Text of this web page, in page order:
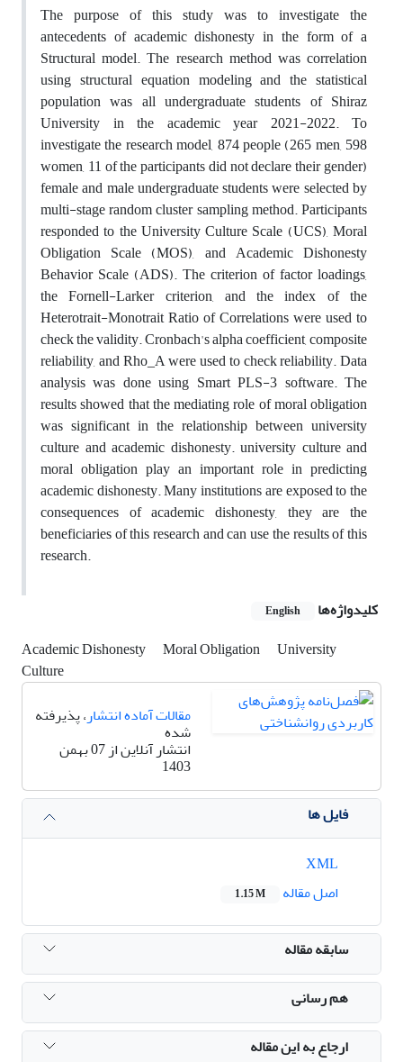
The purpose of this study was to investigate the
antecedents of academic dishonesty in the form of a
Structural model. The research method was correlation
using structural equation modeling and the statistical
population was all undergraduate students of Shiraz
University in the academic year 2021-2022. To
investigate the research model, 874 people (265 men, 598
women, 11 of the participants did not declare their gender)
female and male undergraduate students were selected by
multi-stage random cluster sampling method. Participants
responded to the University Culture Scale (UCS), Moral
Obligation Scale (MOS), and Academic Dishonesty
Behavior Scale (ADS). The criterion of factor loadings,
the Fornell-Larker criterion, and the index of the
Heterotrait-Monotrait Ratio of Correlations were used to
check the validity. Cronbach's alpha coefficient, composite
reliability, and Rho_A were used to check reliability. Data
analysis was done using Smart PLS-3 software. The
results showed that the mediating role of moral obligation
was significant in the relationship between university
culture and academic dishonesty. university culture and
moral obligation play an important role in predicting
academic dishonesty. Many institutions are exposed to the
consequences of academic dishonesty, they are the
beneficiaries of this research and can use the results of this
research.
کلیدواژه‌ها
English
Academic Dishonesty Moral Obligation
University
Culture
مقالات آماده انتشار، پذیرفته
شده
انتشار آنلاین از 07 بهمن
1403
فایل ها
اصل مقاله
1.15 M
سابقه مقاله
هم رسانی
ارجاع به این مقاله